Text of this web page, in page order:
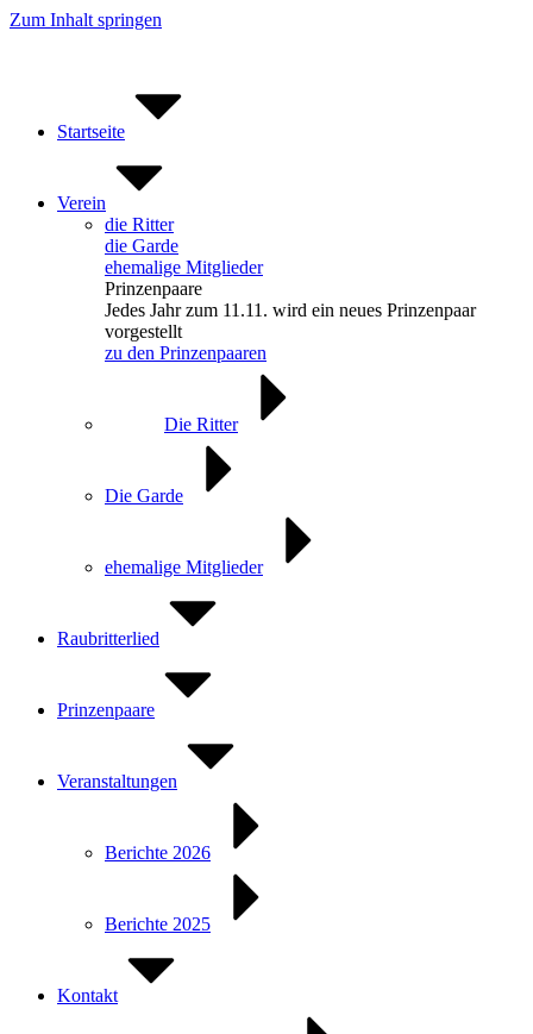
Zum Inhalt springen
Startseite
Verein
die Ritter
die Garde
ehemalige Mitglieder
Prinzenpaare
Jedes Jahr zum 11.11. wird ein neues Prinzenpaar
vorgestellt
zu den Prinzenpaaren
Die Ritter
Die Garde
ehemalige Mitglieder
Raubritterlied
Prinzenpaare
Veranstaltungen
Berichte 2026
Berichte 2025
Kontakt